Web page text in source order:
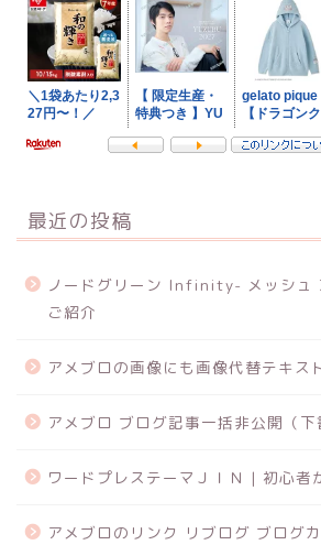
最近の投稿
ノードグリーン Infinity- メッシュ
ご紹介
アメブロの画像にも画像代替テキス
アメブロ ブログ記事一括非公開（
ワードプレステーマＪＩＮ | 初心者
アメブロのリンク リブログ ブログ